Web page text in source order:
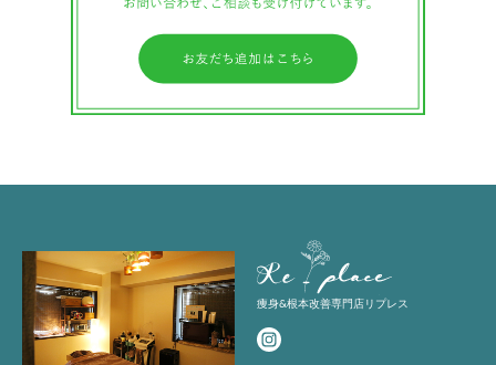
痩身&根本改善専門店リプレス